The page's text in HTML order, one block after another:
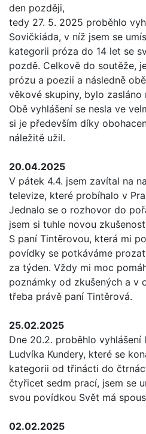
den později,
tedy 27. 5. 2025 proběhlo
Sovičkiáda, v níž jsem se
kategorii próza do 14 let se
pozdě. Celkově do soutěže,
prózu a poezii a následně
věkové skupiny, bylo zasláno
Obě vyhlášení se nesla ve
si je především díky
náležitě užil.
20.04.2025
V pátek 4.4. jsem zavítal na
televize, které probíhalo v
Jednalo se o rozhovor do
jsem si tuhle novou
S paní Tintěrovou, která mi
povídky se potkáváme
za týden. Vždy mi moc
poznámky od zkušených a v
třeba právě paní Tintěrová.
25.02.2025
Dne 20.2. proběhlo vyhlášení
Ludvíka Kundery, které se
kategorii od třinácti do
čtyřicet sedm prací, jsem se
svou povídkou Svět má
02.02.2025